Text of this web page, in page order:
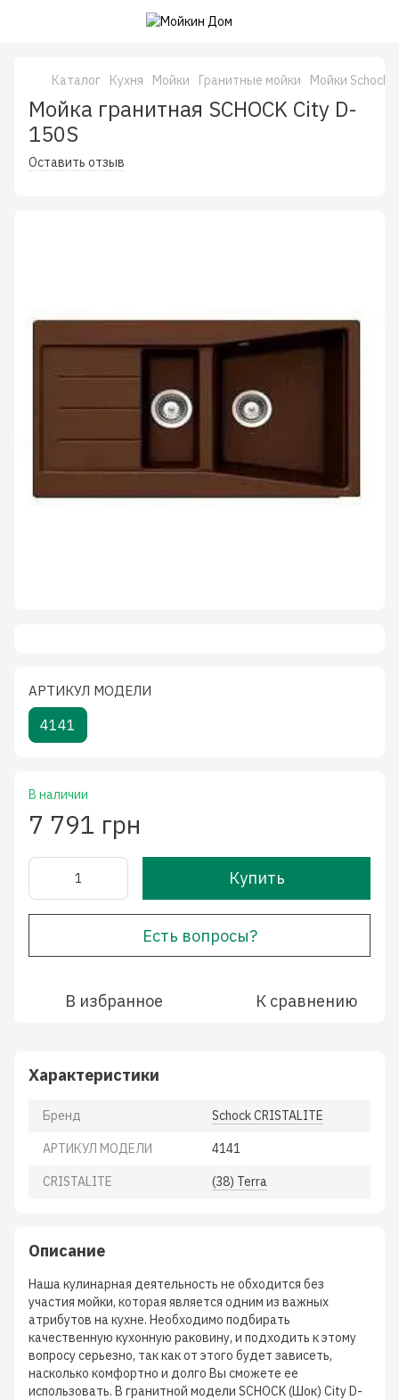
Каталог Кухня Мойки Гранитные мойки Мойки Schock
Мойка гранитная SCHOCK City D-
150S
Оставить отзыв
АРТИКУЛ МОДЕЛИ
4141
В наличии
7 791 грн
Купить
Есть вопросы?
В избранное К сравнению
Характеристики
Бренд Schock CRISTALITE
АРТИКУЛ МОДЕЛИ 4141
CRISTALITE (38) Terra
Описание
Наша кулинарная деятельность не обходится без
участия мойки, которая является одним из важных
атрибутов на кухне. Необходимо подбирать
качественную кухонную раковину, и подходить к этому
вопросу серьезно, так как от этого будет зависеть,
насколько комфортно и долго Вы сможете ее
использовать. В гранитной модели SCHOCK (Шок) City D-